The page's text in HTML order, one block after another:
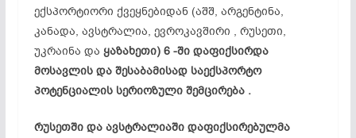
ექსპორტიორი ქვეყნებიდან (აშშ, არგენტინა,
კანადა, ავსტრალია, ევროკავშირი , რუსეთი,
უკრაინა და ყაზახეთი) 6 -ში დაფიქსირდა
მოსავლის და შესაბამისად საექსპორტო
პოტენციალის სერიოზული შემცირება .
რუსეთში და ავსტრალიაში დაფიქსირებულმა